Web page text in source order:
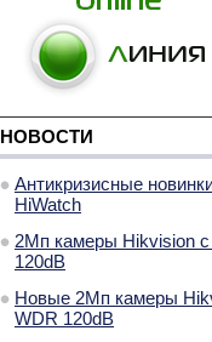
НОВОСТИ
Антикризисные
HiWatch
2Мп камеры Hikvision с
120dB
Новые 2Мп камеры
WDR 120dB